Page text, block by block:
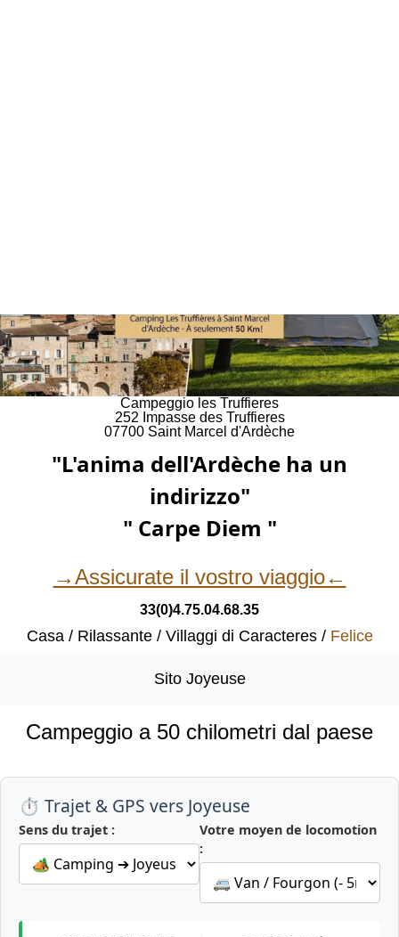
Campeggio les Truffieres
252 Impasse des Truffieres
07700 Saint Marcel d'Ardèche
"L'anima dell'Ardèche ha un
indirizzo"
" Carpe Diem "
→Assicurate il vostro viaggio←
33(0)4.75.04.68.35
Casa Rilassante Villaggi di Caracteres Felice
Sito Joyeuse
Campeggio a 50 chilometri dal paese
⏱️ Trajet & GPS vers Joyeuse
Sens du trajet :
Votre moyen de locomotion
: